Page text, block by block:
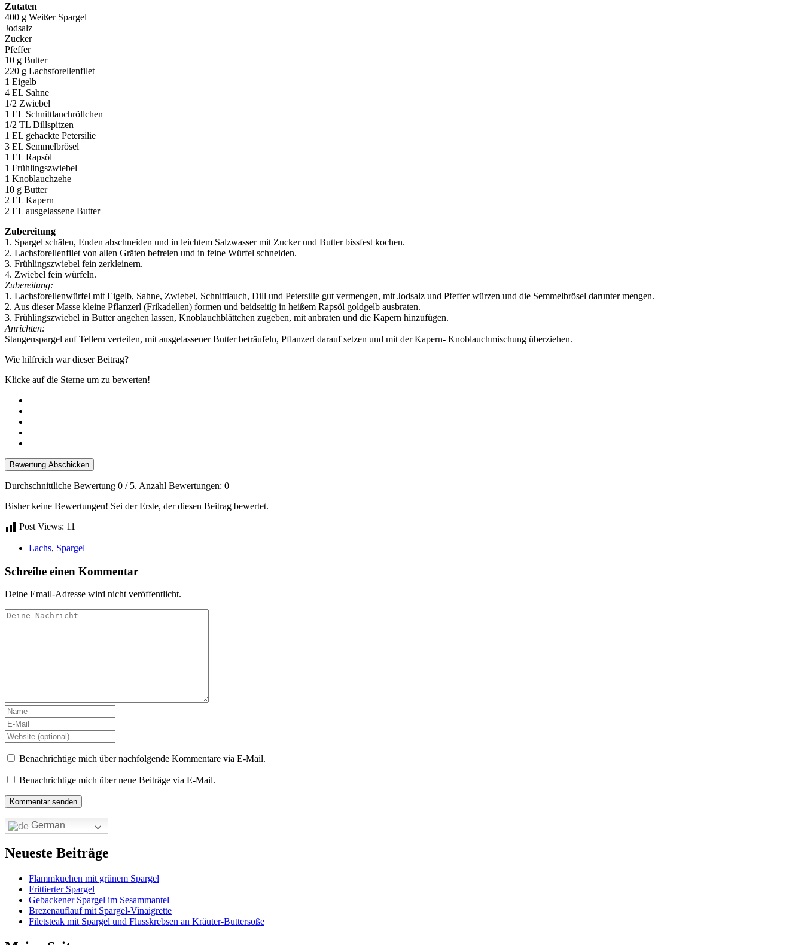
Zutaten
400 g Weißer Spargel
Jodsalz
Zucker
Pfeffer
10 g Butter
220 g Lachsforellenfilet
1 Eigelb
4 EL Sahne
1/2 Zwiebel
1 EL Schnittlauchröllchen
1/2 TL Dillspitzen
1 EL gehackte Petersilie
3 EL Semmelbrösel
1 EL Rapsöl
1 Frühlingszwiebel
1 Knoblauchzehe
10 g Butter
2 EL Kapern
2 EL ausgelassene Butter
Zubereitung
1. Spargel schälen, Enden abschneiden und in leichtem Salzwasser mit Zucker und Butter bissfest kochen.
2. Lachsforellenfilet von allen Gräten befreien und in feine Würfel schneiden.
3. Frühlingszwiebel fein zerkleinern.
4. Zwiebel fein würfeln.
Zubereitung:
1. Lachsforellenwürfel mit Eigelb, Sahne, Zwiebel, Schnittlauch, Dill und Petersilie gut vermengen, mit Jodsalz und Pfeffer würzen und die Semmelbrösel darunter mengen.
2. Aus dieser Masse kleine Pflanzerl (Frikadellen) formen und beidseitig in heißem Rapsöl goldgelb ausbraten.
3. Frühlingszwiebel in Butter angehen lassen, Knoblauchblättchen zugeben, mit anbraten und die Kapern hinzufügen.
Anrichten:
Stangenspargel auf Tellern verteilen, mit ausgelassener Butter beträufeln, Pflanzerl darauf setzen und mit der Kapern- Knoblauchmischung überziehen.
Wie hilfreich war dieser Beitrag?
Klicke auf die Sterne um zu bewerten!
Bewertung Abschicken
Durchschnittliche Bewertung 0 / 5. Anzahl Bewertungen: 0
Bisher keine Bewertungen! Sei der Erste, der diesen Beitrag bewertet.
Post Views: 11
Lachs, Spargel
Schreibe einen Kommentar
Deine Email-Adresse wird nicht veröffentlicht.
Benachrichtige mich über nachfolgende Kommentare via E-Mail.
Benachrichtige mich über neue Beiträge via E-Mail.
German
Neueste Beiträge
Flammkuchen mit grünem Spargel
Frittierter Spargel
Gebackener Spargel im Sesammantel
Brezenauflauf mit Spargel-Vinaigrette
Filetsteak mit Spargel und Flusskrebsen an Kräuter-Buttersoße